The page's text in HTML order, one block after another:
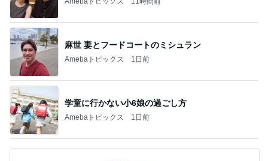
麻世 妻とフードコートのミシュラン
Amebaトピックス 1日前
学童に行かない小6娘の過ごし方
Amebaトピックス 1日前